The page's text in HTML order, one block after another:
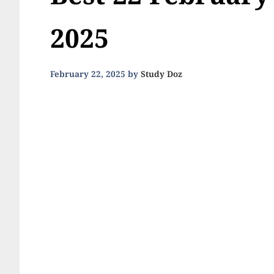
2025
February 22, 2025 byStudy Doz